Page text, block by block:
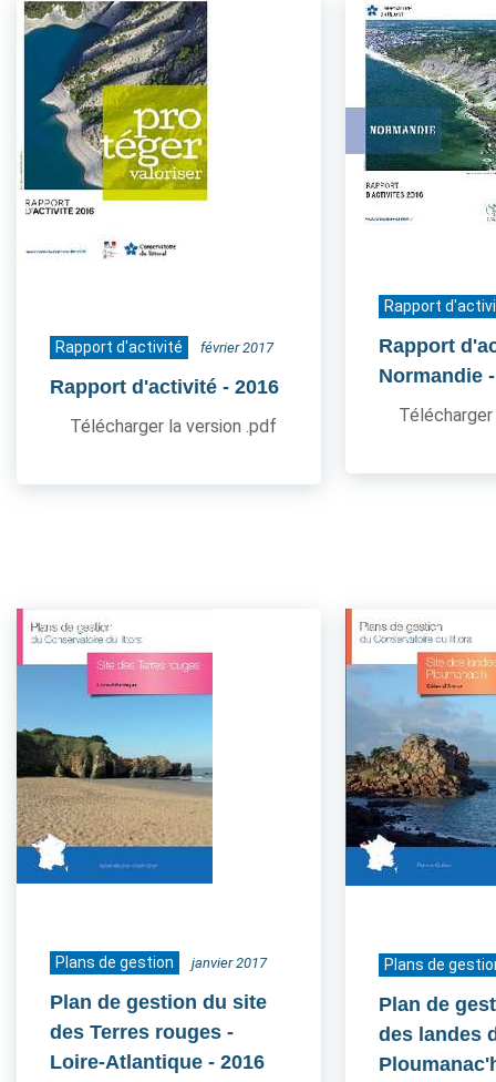
Rapport d'activité février 2017
Rapport d'activité - 2016
Télécharger la version .pdf
Rapport
Rapport
Normandie
Plans de gestion janvier 2017
Plan de gestion du site
des Terres rouges -
Loire-Atlantique - 2016
Plans de
Plan de
des landes